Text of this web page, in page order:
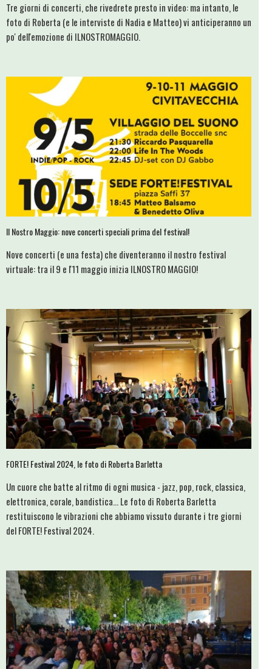
Tre giorni di concerti, che rivedrete presto in video: ma intanto, le
foto di Roberta (e le interviste di Nadia e Matteo) vi anticiperanno un
po' dell'emozione di ILNOSTROMAGGIO.
Il Nostro Maggio: nove concerti speciali prima del festival!
Nove concerti (e una festa) che diventeranno il nostro festival
virtuale: tra il 9 e l'11 maggio inizia ILNOSTRO MAGGIO!
FORTE! Festival 2024, le foto di Roberta Barletta
Un cuore che batte al ritmo di ogni musica - jazz, pop, rock, classica,
elettronica, corale, bandistica... Le foto di Roberta Barletta
restituiscono le vibrazioni che abbiamo vissuto durante i tre giorni
del FORTE! Festival 2024.